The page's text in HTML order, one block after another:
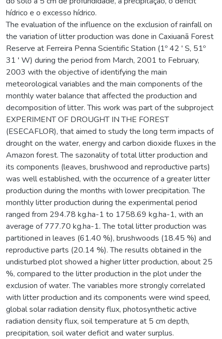
hídrico e o excesso hídrico.
The evaluation of the influence on the exclusion of rainfall on
the variation of litter production was done in Caxiuanã Forest
Reserve at Ferreira Penna Scientific Station (1º 42 ' S, 51º
31 ' W) during the period from March, 2001 to February,
2003 with the objective of identifying the main
meteorological variables and the main components of the
monthly water balance that affected the production and
decomposition of litter. This work was part of the subproject
EXPERIMENT OF DROUGHT IN THE FOREST
(ESECAFLOR), that aimed to study the long term impacts of
drought on the water, energy and carbon dioxide fluxes in the
Amazon forest. The sazonality of total litter production and
its components (leaves, brushwood and reproductive parts)
was well established, with the occurrence of a greater litter
production during the months with lower precipitation. The
monthly litter production during the experimental period
ranged from 294.78 kg.ha-1 to 1758.69 kg.ha-1, with an
average of 777.70 kg.ha-1. The total litter production was
partitioned in leaves (61.40 %), brushwoods (18.45 %) and
reproductive parts (20.14 %). The results obtained in the
undisturbed plot showed a higher litter production, about 25
%, compared to the litter production in the plot under the
exclusion of water. The variables more strongly correlated
with litter production and its components were wind speed,
global solar radiation density flux, photosynthetic active
radiation density flux, soil temperature at 5 cm depth,
precipitation, soil water deficit and water surplus.